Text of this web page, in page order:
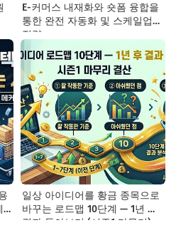
E-커머스 내재화와 숏폼 융합을
통한 완전 자동화 및 스케일업
전략
일상 아이디어를 황금 종목으로
바꾸는 로드맵 10단계 — 1년 후
결과 돌아보기 (시즌1 마무리)